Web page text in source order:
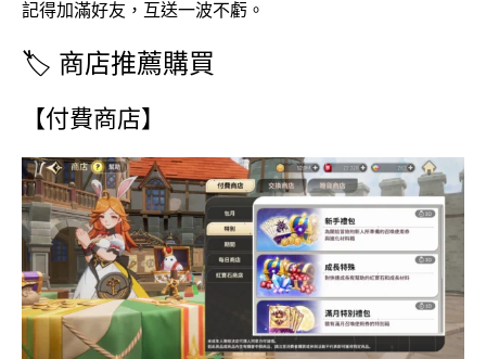
記得加滿好友，互送一波不虧。
🏷️ 商店推薦購買
【付費商店】